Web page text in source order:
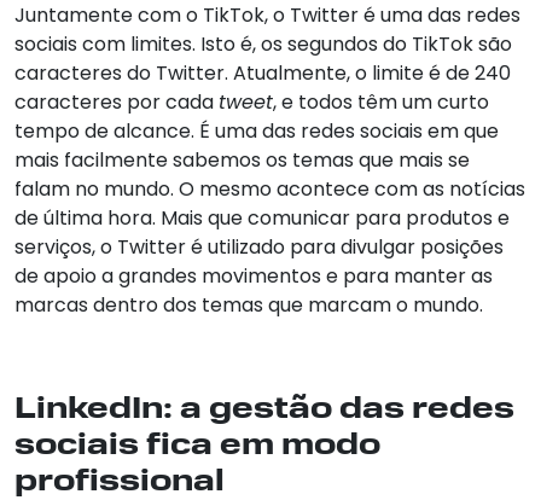
Juntamente com o TikTok, o Twitter é uma das redes
sociais com limites. Isto é, os segundos do TikTok são
caracteres do Twitter. Atualmente, o limite é de 240
caracteres por cada tweet, e todos têm um curto
tempo de alcance. É uma das redes sociais em que
mais facilmente sabemos os temas que mais se
falam no mundo. O mesmo acontece com as notícias
de última hora. Mais que comunicar para produtos e
serviços, o Twitter é utilizado para divulgar posições
de apoio a grandes movimentos e para manter as
marcas dentro dos temas que marcam o mundo.
LinkedIn: a gestão das redes
sociais fica em modo
profissional